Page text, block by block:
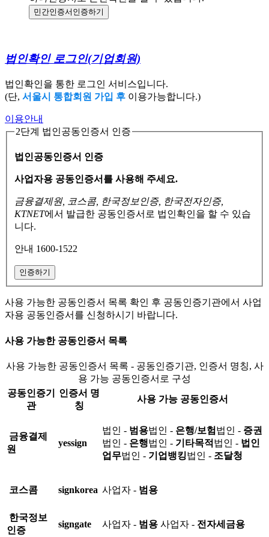
민간인증서 인증하기
법인확인 로그인(기업회원)
법인확인을 통한 로그인 서비스입니다.
(단, 서울시 통합회원 가입 후 이용가능합니다.)
이용안내
2단계 법인공동인증서 인증
법인공동인증서 인증
사업자용 공동인증서를 사용해 주세요.
금융결제원, 코스콤, 한국정보인증, 한국전자인증,
KTNET에서 발급한 공동인증서로 법인확인을 할 수 있습
니다.
안내 1600-1522
인증하기
사용 가능한 공동인증서 목록 확인 후 공동인증기관에서 사업
자용 공동인증서를 신청하시기 바랍니다.
사용 가능한 공동인증서 목록
사용 가능한 공동인증서 목록 - 공동인증기관, 인증서 명칭, 사
용 가능 공동인증서로 구성
공동인증기
관
인증서 명
칭
사용 가능 공동인증서
금융결제
원
yessign
법인 - 범용법인 - 은행/보험 법인 - 증권
법인 - 은행법인 - 기타목적 법인 - 법인
업무법인 - 기업뱅킹법인 - 조달청
코스콤 signkorea 사업자 - 범용
한국정보
인증
signgate 사업자 - 범용 사업자 - 전자세금용